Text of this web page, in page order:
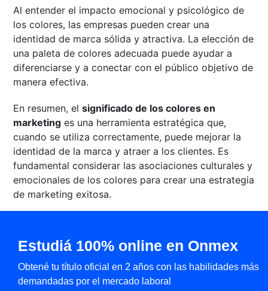
Al entender el impacto emocional y psicológico de
los colores, las empresas pueden crear una
identidad de marca sólida y atractiva. La elección de
una paleta de colores adecuada puede ayudar a
diferenciarse y a conectar con el público objetivo de
manera efectiva.
En resumen, elsignificado de los colores en
marketing es una herramienta estratégica que,
cuando se utiliza correctamente, puede mejorar la
identidad de la marca y atraer a los clientes. Es
fundamental considerar las asociaciones culturales y
emocionales de los colores para crear una estrategia
de marketing exitosa.
Estudiá 100% online en Onmex
Obtené tu título oficial en 2 años con las habilidades más
demandadas por el mercado laboral